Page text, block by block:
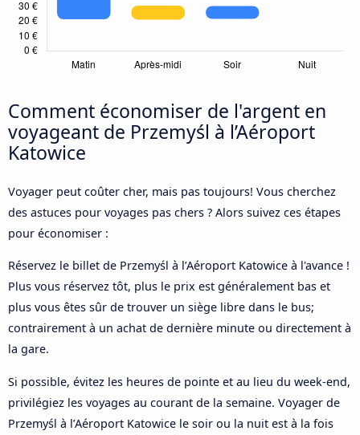
Comment économiser de l'argent en
voyageant de Przemyśl à l’Aéroport
Katowice
Voyager peut coûter cher, mais pas toujours! Vous cherchez
des astuces pour voyages pas chers ? Alors suivez ces étapes
pour économiser :
Réservez le billet de Przemyśl à l’Aéroport Katowice à l'avance !
Plus vous réservez tôt, plus le prix est généralement bas et
plus vous êtes sûr de trouver un siège libre dans le bus;
contrairement à un achat de dernière minute ou directement à
la gare.
Si possible, évitez les heures de pointe et au lieu du week-end,
privilégiez les voyages au courant de la semaine. Voyager de
Przemyśl à l’Aéroport Katowice le soir ou la nuit est à la fois